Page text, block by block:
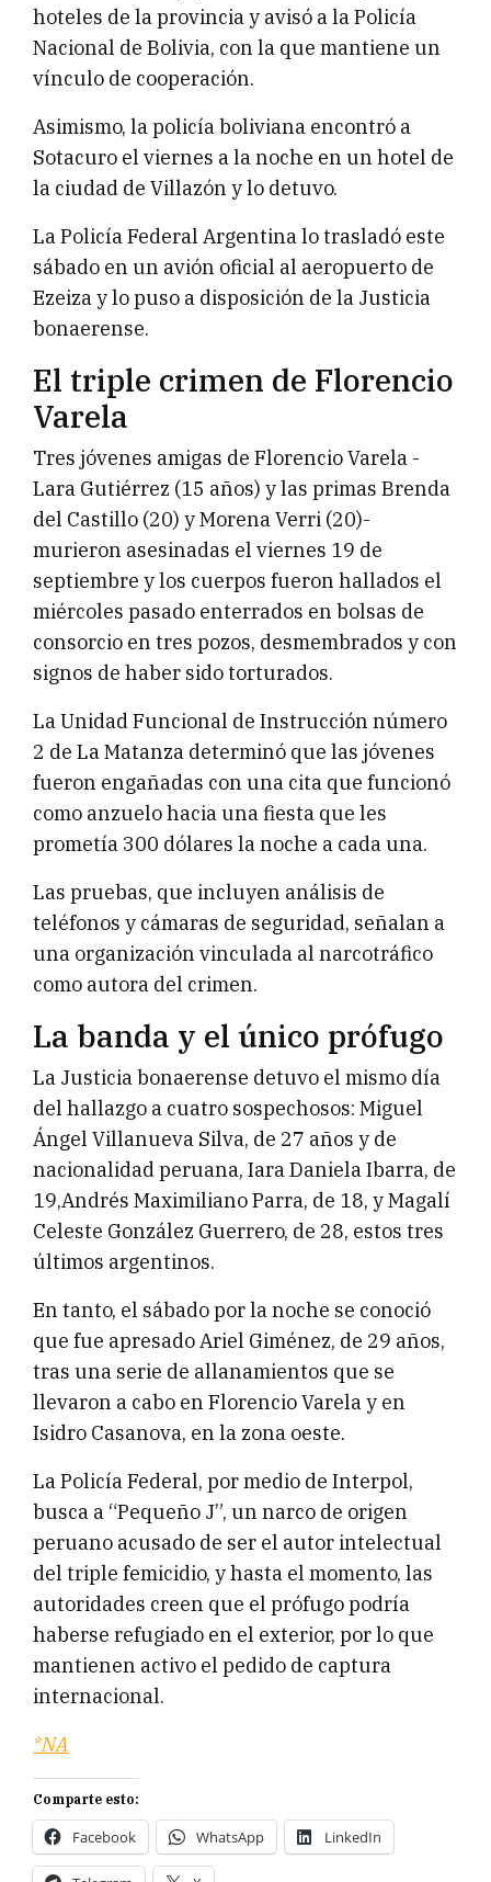
hoteles de la provincia y avisó a la Policía
Nacional de Bolivia, con la que mantiene un
vínculo de cooperación.
Asimismo, la policía boliviana encontró a
Sotacuro el viernes a la noche en un hotel de
la ciudad de Villazón y lo detuvo.
La Policía Federal Argentina lo trasladó este
sábado en un avión oficial al aeropuerto de
Ezeiza y lo puso a disposición de la Justicia
bonaerense.
El triple crimen de Florencio
Varela
Tres jóvenes amigas de Florencio Varela -
Lara Gutiérrez (15 años) y las primas Brenda
del Castillo (20) y Morena Verri (20)-
murieron asesinadas el viernes 19 de
septiembre y los cuerpos fueron hallados el
miércoles pasado enterrados en bolsas de
consorcio en tres pozos, desmembrados y con
signos de haber sido torturados.
La Unidad Funcional de Instrucción número
2 de La Matanza determinó que las jóvenes
fueron engañadas con una cita que funcionó
como anzuelo hacia una fiesta que les
prometía 300 dólares la noche a cada una.
Las pruebas, que incluyen análisis de
teléfonos y cámaras de seguridad, señalan a
una organización vinculada al narcotráfico
como autora del crimen.
La banda y el único prófugo
La Justicia bonaerense detuvo el mismo día
del hallazgo a cuatro sospechosos: Miguel
Ángel Villanueva Silva, de 27 años y de
nacionalidad peruana, Iara Daniela Ibarra, de
19,Andrés Maximiliano Parra, de 18, y Magalí
Celeste González Guerrero, de 28, estos tres
últimos argentinos.
En tanto, el sábado por la noche se conoció
que fue apresado Ariel Giménez, de 29 años,
tras una serie de allanamientos que se
llevaron a cabo en Florencio Varela y en
Isidro Casanova, en la zona oeste.
La Policía Federal, por medio de Interpol,
busca a “Pequeño J”, un narco de origen
peruano acusado de ser el autor intelectual
del triple femicidio, y hasta el momento, las
autoridades creen que el prófugo podría
haberse refugiado en el exterior, por lo que
mantienen activo el pedido de captura
internacional.
*NA
Comparte esto:
Facebook WhatsApp LinkedIn